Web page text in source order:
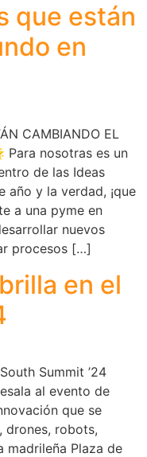
que están
en
CAMBIANDO EL
Para nosotras es un
de las Ideas
año y la verdad, ¡que
a una pyme en
nuevos
procesos […]
en el
Summit ’24
al evento de
que se
drones, robots,
madrileña Plaza de